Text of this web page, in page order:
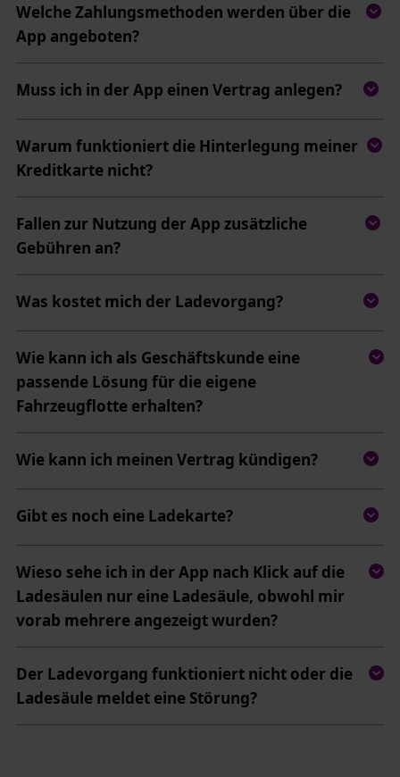
Welche Zahlungsmethoden werden über die
App angeboten?
Muss ich in der App einen Vertrag anlegen?
Warum funktioniert die Hinterlegung meiner
Kreditkarte nicht?
Fallen zur Nutzung der App zusätzliche
Gebühren an?
Was kostet mich der Ladevorgang?
Wie kann ich als Geschäftskunde eine
passende Lösung für die eigene
Fahrzeugflotte erhalten?
Wie kann ich meinen Vertrag kündigen?
Gibt es noch eine Ladekarte?
Wieso sehe ich in der App nach Klick auf die
Ladesäulen nur eine Ladesäule, obwohl mir
vorab mehrere angezeigt wurden?
Der Ladevorgang funktioniert nicht oder die
Ladesäule meldet eine Störung?